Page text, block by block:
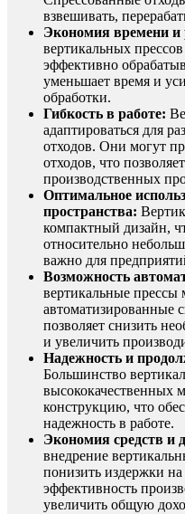
взвешивать,
Экономия времени и
вертикальных
эффективно
уменьшает время и
обработки.
Гибкость в работе:
адаптироваться для
отходов. Они могут
отходов, что
производственных
Оптимальное
пространства:
компактный дизайн,
относительно
важно для
Возможность
вертикальные прессы
автоматизированные
позволяет снизить
и увеличить
Надежность и
Большинство
высококачественных
конструкцию, что
надежность в работе.
Экономия средств и
внедрение
понизить издержки
эффективность
увеличить общую